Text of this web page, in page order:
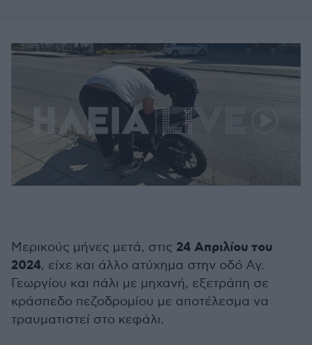
Μερικούς μήνες μετά, στις 24 Απριλίου του
2024, είχε και άλλο ατύχημα στην οδό Αγ.
Γεωργίου και πάλι με μηχανή, εξετράπη σε
κράσπεδο πεζοδρομίου με αποτέλεσμα να
τραυματιστεί στο κεφάλι.